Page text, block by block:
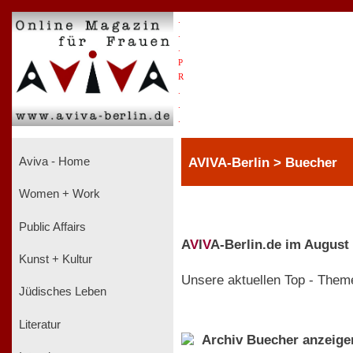
P
R
Aviva - Home
Women + Work
Public Affairs
Kunst + Kultur
Jüdisches Leben
Literatur
AVIVA-Berlin > Buecher
AVIVA-Berlin.de im August
Unsere aktuellen Top -
Archiv Buecher